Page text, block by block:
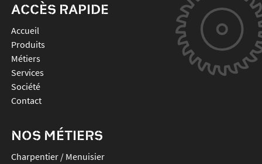
ACCÈS RAPIDE
Accueil
Produits
Métiers
Services
Société
Contact
NOS MÉTIERS
Charpentier / Menuisier